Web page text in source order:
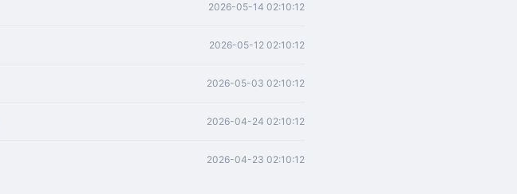
2026-05-14 02:10:12
2026-05-12 02:10:12
2026-05-03 02:10:12
2026-04-24 02:10:12
2026-04-23 02:10:12